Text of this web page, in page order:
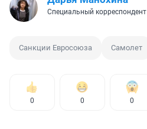
Специальный корреспондент
Санкции Евросоюза Самолет
0 0 0